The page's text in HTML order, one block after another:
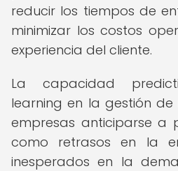
reducir los tiempos de
minimizar los costos
experiencia del cliente.
La capacidad
learning en la gestión
empresas anticiparse a
como retrasos en la
inesperados en la